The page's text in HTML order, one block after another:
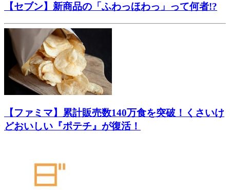
【セブン】新商品の「ふわっほわっ」って何者!?
【ファミマ】累計販売数140万食を突破！くさいけ
どおいしい『ポテチ』が復活！